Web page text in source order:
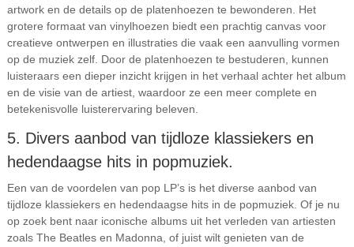
artwork en de details op de platenhoezen te bewonderen. Het
grotere formaat van vinylhoezen biedt een prachtig canvas voor
creatieve ontwerpen en illustraties die vaak een aanvulling vormen
op de muziek zelf. Door de platenhoezen te bestuderen, kunnen
luisteraars een dieper inzicht krijgen in het verhaal achter het album
en de visie van de artiest, waardoor ze een meer complete en
betekenisvolle luisterervaring beleven.
5. Divers aanbod van tijdloze klassiekers en
hedendaagse hits in popmuziek.
Een van de voordelen van pop LP’s is het diverse aanbod van
tijdloze klassiekers en hedendaagse hits in de popmuziek. Of je nu
op zoek bent naar iconische albums uit het verleden van artiesten
zoals The Beatles en Madonna, of juist wilt genieten van de